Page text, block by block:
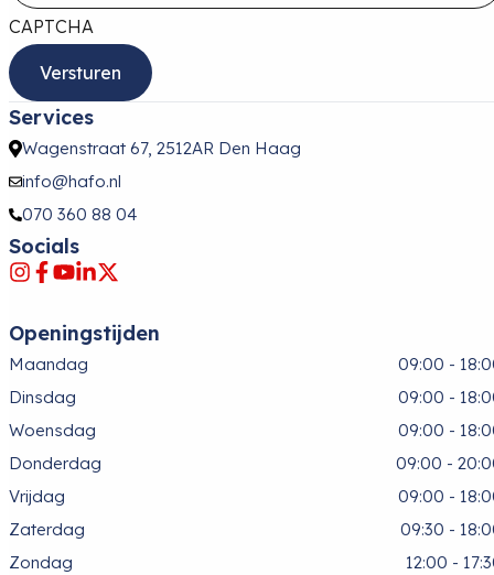
CAPTCHA
Services
Wagenstraat 67, 2512AR Den Haag
info@hafo.nl
070 360 88 04
Socials
Openingstijden
Maandag
09:00 -
Dinsdag
09:00 -
Woensdag
09:00 -
Donderdag
09:00 -
Vrijdag
09:00 -
Zaterdag
09:30 -
Zondag
12:00 -